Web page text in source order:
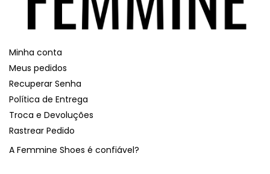
Minha conta
Meus pedidos
Recuperar Senha
Política de Entrega
Troca e Devoluções
Rastrear Pedido
A Femmine Shoes é confiável?